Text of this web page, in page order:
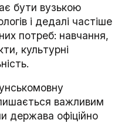
бути вузькою
і дедалі частіше
потреб: навчання,
культурні
важливим
держава офіційно